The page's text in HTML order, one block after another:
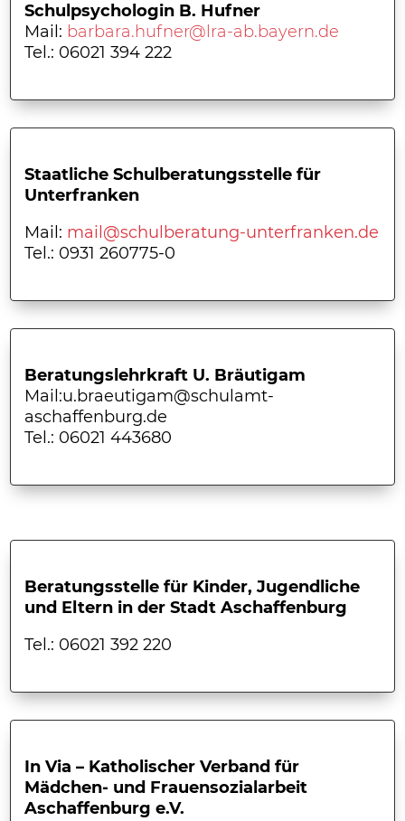
Schulpsychologin B. Hufner
Mail: barbara.hufner@lra-ab.bayern.de
Tel.: 06021 394 222
Staatliche Schulberatungsstelle für
Unterfranken
Mail: mail@schulberatung-unterfranken.de
Tel.: 0931 260775-0
Beratungslehrkraft U. Bräutigam
Mail:u.braeutigam@schulamt-
aschaffenburg.de
Tel.: 06021 443680
Beratungsstelle für Kinder, Jugendliche
und Eltern in der Stadt Aschaffenburg
Tel.: 06021 392 220
In Via – Katholischer Verband für
Mädchen- und Frauensozialarbeit
Aschaffenburg e.V.